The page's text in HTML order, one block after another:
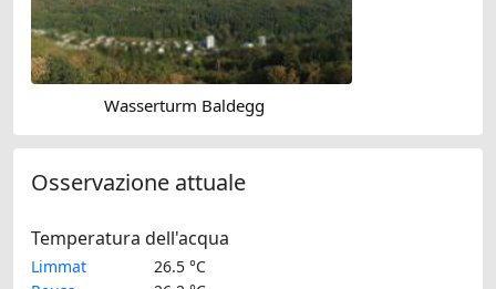
Wasserturm Baldegg
Osservazione attuale
Temperatura dell'acqua
Limmat
26.5 °C